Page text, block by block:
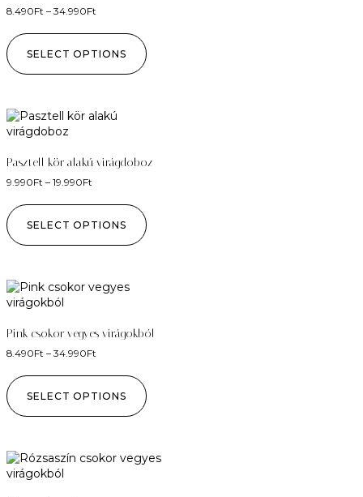
8.490Ft – 34.990Ft
SELECT OPTIONS
Pasztell kör alakú virágdoboz
9.990Ft – 19.990Ft
SELECT OPTIONS
Pink csokor vegyes virágokból
8.490Ft – 34.990Ft
SELECT OPTIONS